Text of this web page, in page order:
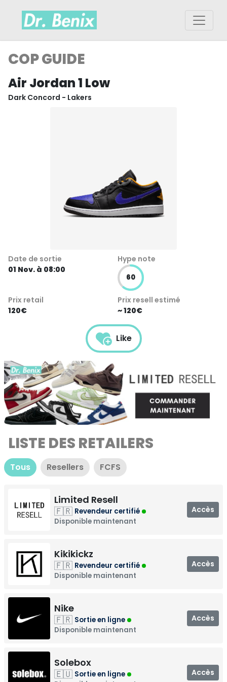
COP GUIDE
Air Jordan 1 Low
Dark Concord - Lakers
Date de sortie
01 Nov. à 08:00
Hype note
60
Prix retail
120€
Prix resell estimé
~ 120€
Like
LISTE DES RETAILERS
Tous Resellers FCFS
Limited Resell
🇫🇷 Revendeur certifié
Disponible maintenant
Accès
Kikikickz
🇫🇷 Revendeur certifié
Disponible maintenant
Accès
Nike
🇫🇷 Sortie en ligne
Disponible maintenant
Accès
Solebox
🇪🇺 Sortie en ligne
Accès